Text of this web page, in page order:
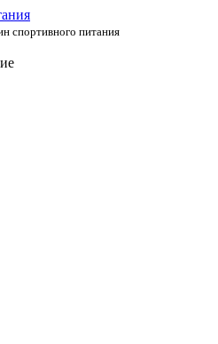
спортивного питания